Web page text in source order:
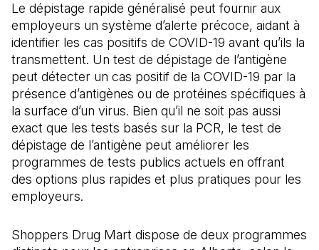
Le dépistage rapide généralisé peut fournir aux
employeurs un système d’alerte précoce, aidant à
identifier les cas positifs de COVID-19 avant qu’ils la
transmettent. Un test de dépistage de l’antigène
peut détecter un cas positif de la COVID-19 par la
présence d’antigènes ou de protéines spécifiques à
la surface d’un virus. Bien qu’il ne soit pas aussi
exact que les tests basés sur la PCR, le test de
dépistage de l’antigène peut améliorer les
programmes de tests publics actuels en offrant
des options plus rapides et plus pratiques pour les
employeurs.
Shoppers Drug Mart dispose de deux programmes